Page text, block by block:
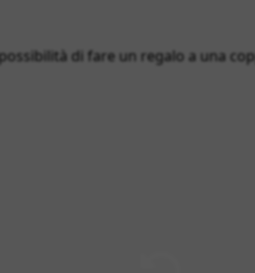
di fare un regalo a una